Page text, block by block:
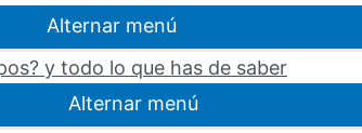
Alternar menú
y todo lo que has de saber
Alternar menú